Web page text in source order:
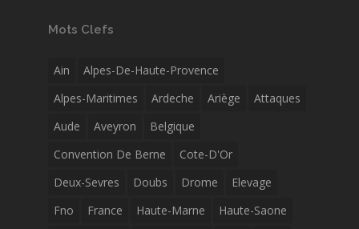
Mots Clefs
Ain
Alpes-De-Haute-Provence
Alpes-Maritimes
Ardeche Ariège
Attaques
Aude
Aveyron
Belgique
Convention De Berne
Cote-D'Or
Deux-Sevres
Doubs Drome
Elevage
Fno
France Haute-Marne
Haute-Saone